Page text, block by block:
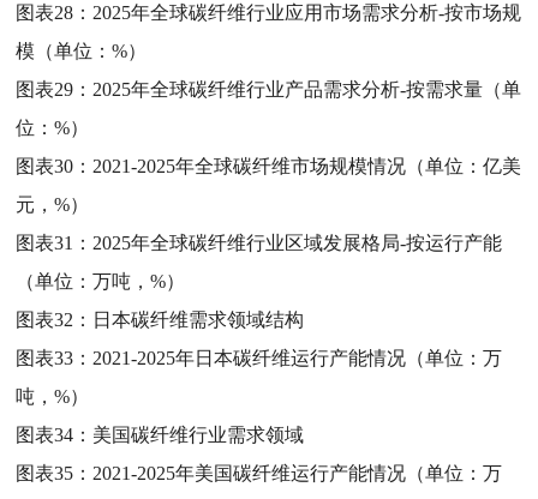
图表28： 2025年全球碳纤维行业应用市场需求分析-按市场规
模（单位：%）
图表29： 2025年全球碳纤维行业产品需求分析-按需求量（单
位：%）
图表30： 2021-2025年全球碳纤维市场规模情况（单位：亿美
元，%）
图表31： 2025年全球碳纤维行业区域发展格局-按运行产能
（单位：万吨，%）
图表32： 日本碳纤维需求领域结构
图表33： 2021-2025年日本碳纤维运行产能情况（单位：万
吨，%）
图表34： 美国碳纤维行业需求领域
图表35： 2021-2025年美国碳纤维运行产能情况（单位：万